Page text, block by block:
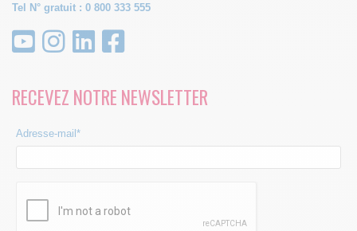
Tel N° gratuit : 0 800 333 555
RECEVEZ NOTRE NEWSLETTER
Adresse-mail*